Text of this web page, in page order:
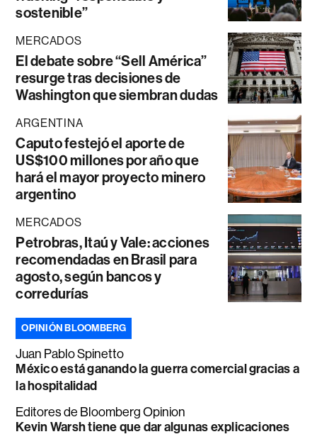
sostenible”
MERCADOS
El debate sobre “Sell América”
resurge tras decisiones de
Washington que siembran dudas
ARGENTINA
Caputo festejó el aporte de
US$100 millones por año que
hará el mayor proyecto minero
argentino
MERCADOS
Petrobras, Itaú y Vale: acciones
recomendadas en Brasil para
agosto, según bancos y
corredurías
OPINIÓN BLOOMBERG
Juan Pablo Spinetto
México está ganando la guerra comercial gracias a
la hospitalidad
Editores de Bloomberg Opinion
Kevin Warsh tiene que dar algunas explicaciones